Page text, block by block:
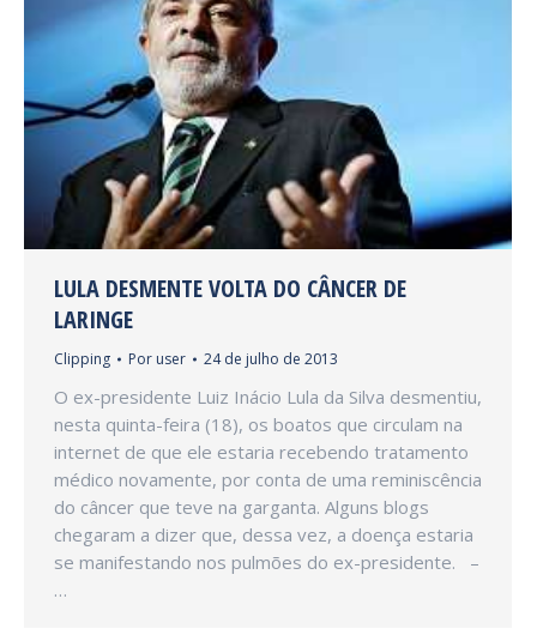
LULA DESMENTE VOLTA DO CÂNCER DE
LARINGE
Clipping Por user 24 de julho de 2013
O ex-presidente Luiz Inácio Lula da Silva desmentiu,
nesta quinta-feira (18), os boatos que circulam na
internet de que ele estaria recebendo tratamento
médico novamente, por conta de uma reminiscência
do câncer que teve na garganta. Alguns blogs
chegaram a dizer que, dessa vez, a doença estaria
se manifestando nos pulmões do ex-presidente. –
…